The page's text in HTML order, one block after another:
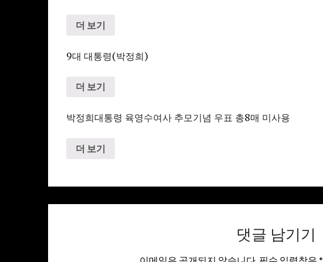
더 보기
9대 대통령(박정희)
더 보기
박정희대통령 육영수여사 추모기념 우표 총8매 미사용
더 보기
댓글 남기기